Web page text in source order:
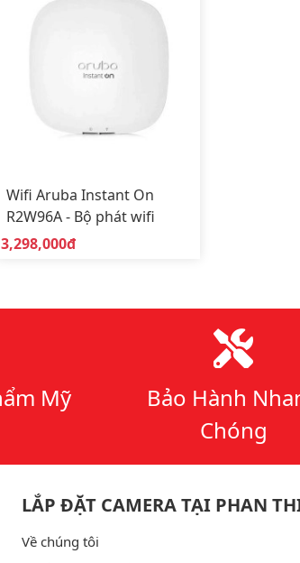
Wifi Aruba Instant On
R2W96A - Bộ phát wifi
AP11 sử dụng trong nhà
Giá bán:
3,298,000đ
Mỹ
Bảo Hành
Chóng
LẮP ĐẶT CAMERA TẠI PHAN
Về chúng tôi